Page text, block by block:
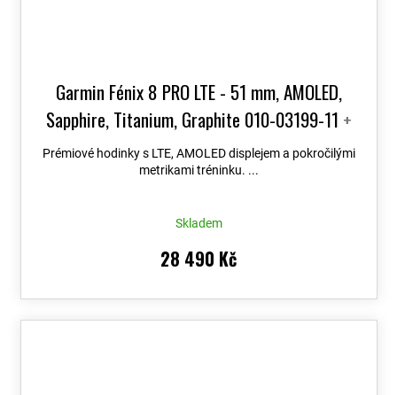
Garmin Fénix 8 PRO LTE - 51 mm, AMOLED,
Sapphire, Titanium, Graphite 010-03199-11 +
možnost výměny do 90 dní + Topo Czech PRO
Voucher
Prémiové hodinky s LTE, AMOLED displejem a pokročilými
metrikami tréninku. ...
Skladem
28 490 Kč